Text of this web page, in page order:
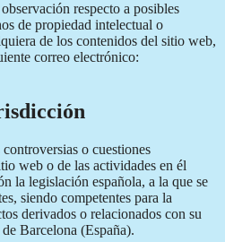
respecto a posibles
de propiedad intelectual o
de los contenidos del sitio web,
correo electrónico:
o cuestiones
web o de las actividades en él
la legislación española, a la que se
siendo competentes para la
derivados o relacionados con su
Barcelona (España).